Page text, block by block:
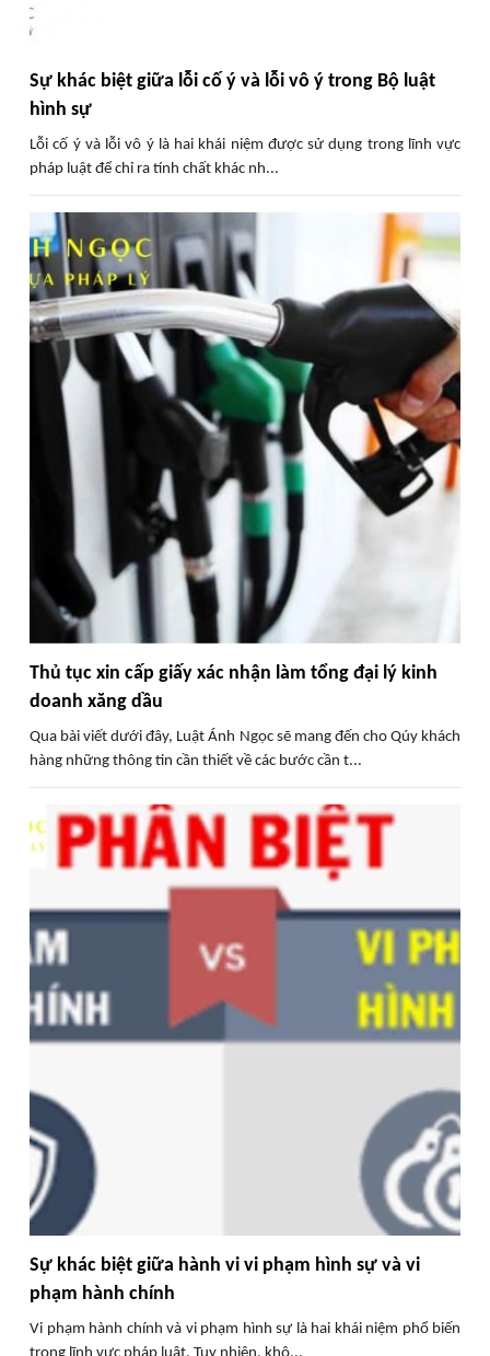
Sự khác biệt giữa lỗi cố ý và lỗi vô ý trong Bộ luật
hình sự
Lỗi cố ý và lỗi vô ý là hai khái niệm được sử dụng trong lĩnh vực
pháp luật để chỉ ra tính chất khác nh...
Thủ tục xin cấp giấy xác nhận làm tổng đại lý kinh
doanh xăng dầu
Qua bài viết dưới đây, Luật Ánh Ngọc sẽ mang đến cho Qúy khách
hàng những thông tin cần thiết về các bước cần t...
Sự khác biệt giữa hành vi vi phạm hình sự và vi
phạm hành chính
Vi phạm hành chính và vi phạm hình sự là hai khái niệm phổ biến